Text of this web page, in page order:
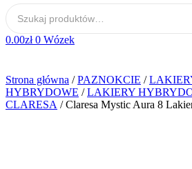
0.00zł 0 Wózek
Strona główna /PAZNOKCIE /
HYBRYDOWE /LAKIERY
CLARESA / Claresa Mystic Aura 8